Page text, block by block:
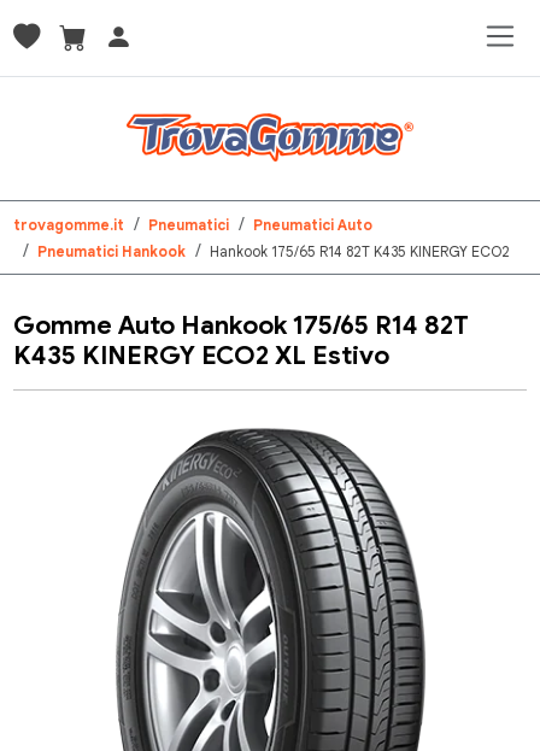
trovagomme.it Pneumatici
Pneumatici Auto
Pneumatici Hankook
Hankook 175/65 R14 82T K435 KINERGY ECO2
Gomme Auto Hankook 175/65 R14 82T
K435 KINERGY ECO2 XL Estivo